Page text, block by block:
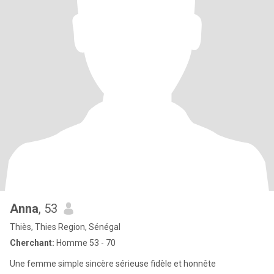
Anna, 53
Thiès, Thies Region, Sénégal
Cherchant: Homme 53 - 70
Une femme simple sincère sérieuse fidèle et honnête